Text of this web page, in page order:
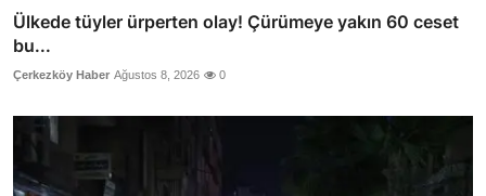
Ülkede tüyler ürperten olay! Çürümeye yakın 60 ceset
bu...
Çerkezköy Haber Ağustos 8, 2026 0